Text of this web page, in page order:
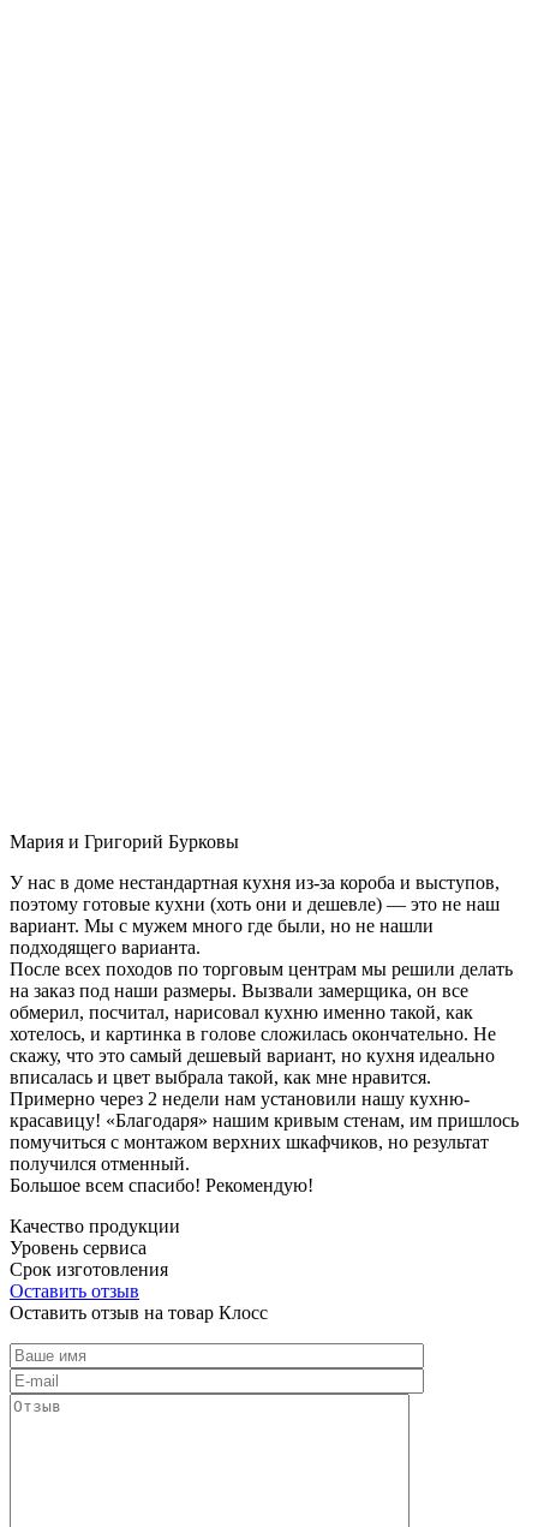
Мария и Григорий Бурковы
У нас в доме нестандартная кухня из-за короба и выступов,
поэтому готовые кухни (хоть они и дешевле) — это не наш
вариант. Мы с мужем много где были, но не нашли
подходящего варианта.
После всех походов по торговым центрам мы решили делать
на заказ под наши размеры. Вызвали замерщика, он все
обмерил, посчитал, нарисовал кухню именно такой, как
хотелось, и картинка в голове сложилась окончательно. Не
скажу, что это самый дешевый вариант, но кухня идеально
вписалась и цвет выбрала такой, как мне нравится.
Примерно через 2 недели нам установили нашу кухню-
красавицу! «Благодаря» нашим кривым стенам, им пришлось
помучиться с монтажом верхних шкафчиков, но результат
получился отменный.
Большое всем спасибо! Рекомендую!
Качество продукции
Уровень сервиса
Срок изготовления
Оставить отзыв
Оставить отзыв на товар Клосс